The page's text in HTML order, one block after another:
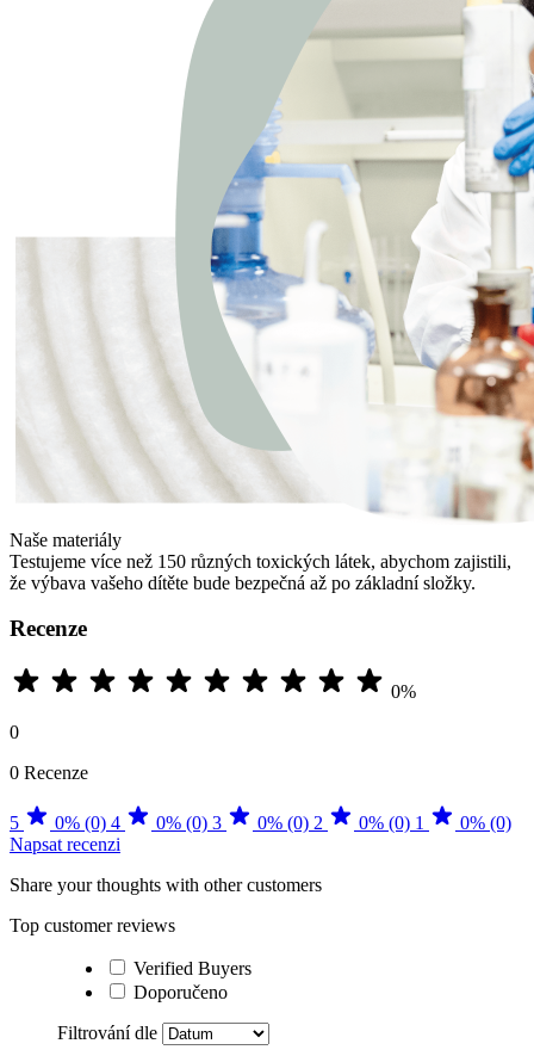
Naše materiály
Testujeme více než 150 různých toxických látek, abychom zajistili,
že výbava vašeho dítěte bude bezpečná až po základní složky.
Recenze
0%
0
0 Recenze
5 0% (0) 4 0% (0) 3 0% (0) 2 0% (0) 1
0% (0)
Napsat recenzi
Share your thoughts with other customers
Top customer reviews
Verified Buyers
Doporučeno
Filtrování dle